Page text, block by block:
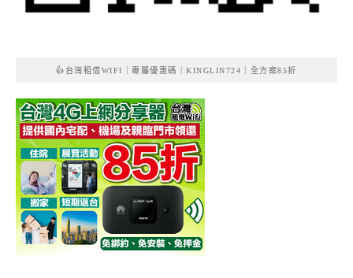
👍台灣租借WIFI｜專屬優惠碼｜KINGLIN724｜全方案85折